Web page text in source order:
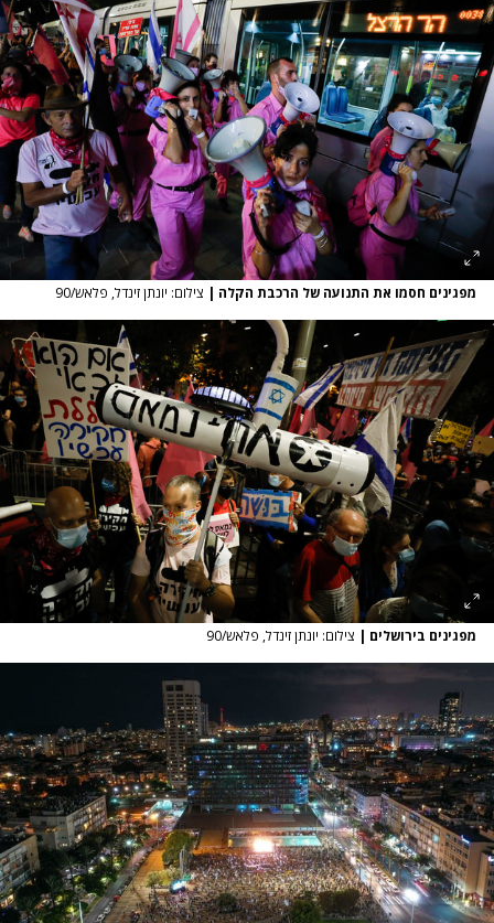
מפגינים חסמו את התנועה של הרכבת הקלה | צילום: יונתן זינדל, פלאש/90
מפגינים בירושלים | צילום: יונתן זינדל, פלאש/90